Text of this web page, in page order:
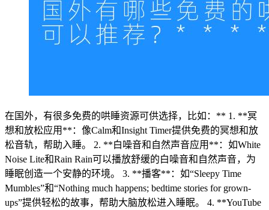
在国外，有很多免费的哄睡资源可供选择，比如：** 1. **冥
想和放松应用**：像Calm和Insight Timer提供免费的冥想和放
松音轨，帮助入睡。 2. **白噪音和自然声音应用**：如White
Noise Lite和Rain Rain可以播放舒缓的白噪音和自然声音，为
睡眠创造一个安静的环境。 3. **播客**：如“Sleepy Time
Mumbles”和“Nothing much happens; bedtime stories for grown-
ups”提供轻松的故事，帮助大脑放松进入睡眠。 4. **YouTube